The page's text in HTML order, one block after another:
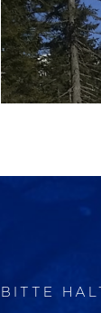
BITTE